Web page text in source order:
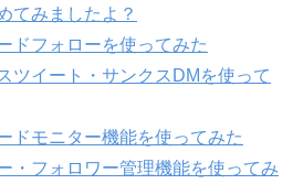
てみましたよ？
ドフォローを使ってみた
ツイート・サンクスDMを使って
ドモニター機能を使ってみた
・フォロワー管理機能を使ってみ